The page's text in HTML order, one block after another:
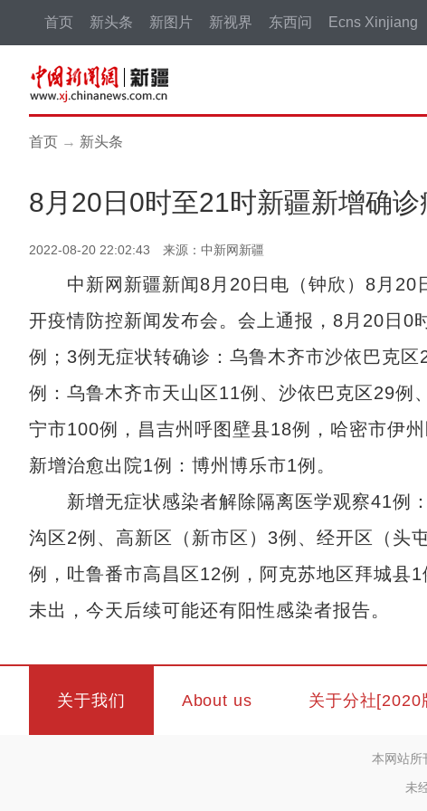
首页 新头条 新图片 新视界 东西问 Ecns Xinjiang
首页 → 新头条
8月20日0时至21时新疆新增确
2022-08-20 22:02:43 来源：中新网新疆
中新网新疆新闻8月20日电（钟欣）8月20
开疫情防控新闻发布会。会上通报，8月20日0
例；3例无症状转确诊：乌鲁木齐市沙依巴克
例：乌鲁木齐市天山区11例、沙依巴克区29例
宁市100例，昌吉州呼图壁县18例，哈密市伊
新增治愈出院1例：博州博乐市1例。
新增无症状感染者解除隔离医学观察41例
沟区2例、高新区（新市区）3例、经开区（头
例，吐鲁番市高昌区12例，阿克苏地区拜城县
未出，今天后续可能还有阳性感染者报告。
关于我们 About us 关于分社[2020
本网站所
未